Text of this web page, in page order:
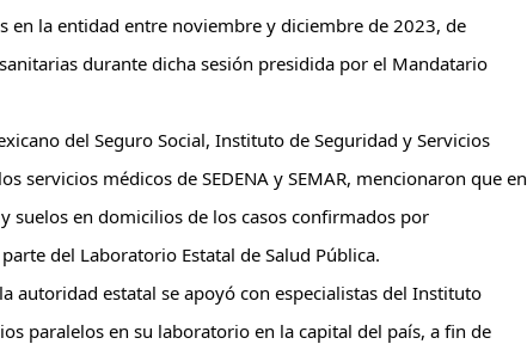
en la entidad entre noviembre y diciembre de 2023, de
durante dicha sesión presidida por el Mandatario
del Seguro Social, Instituto de Seguridad y Servicios
servicios médicos de SEDENA y SEMAR, mencionaron que en
suelos en domicilios de los casos confirmados por
del Laboratorio Estatal de Salud Pública.
autoridad estatal se apoyó con especialistas del Instituto
paralelos en su laboratorio en la capital del país, a fin de